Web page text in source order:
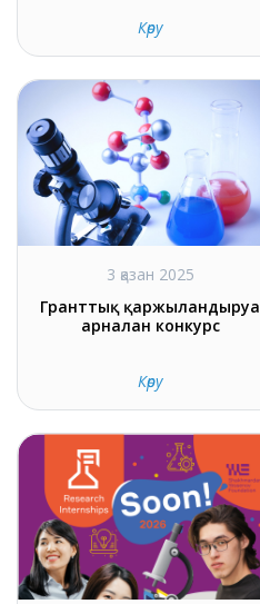
Көру
3 қазан 2025
Гранттық қаржыландыруға
арналған конкурс
Көру